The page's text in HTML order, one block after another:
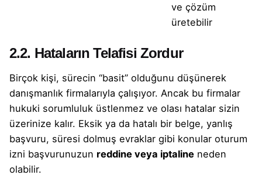
ve çözüm
üretebilir
2.2. Hataların Telafisi Zordur
Birçok kişi, sürecin “basit” olduğunu düşünerek
danışmanlık firmalarıyla çalışıyor. Ancak bu firmalar
hukuki sorumluluk üstlenmez ve olası hatalar sizin
üzerinize kalır. Eksik ya da hatalı bir belge, yanlış
başvuru, süresi dolmuş evraklar gibi konular oturum
izni başvurunuzun reddine veya iptaline neden
olabilir.